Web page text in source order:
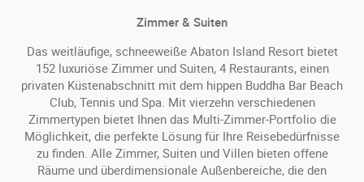
Zimmer & Suiten
Das weitläufige, schneeweiße Abaton Island Resort bietet
152 luxuriöse Zimmer und Suiten, 4 Restaurants, einen
privaten Küstenabschnitt mit dem hippen Buddha Bar Beach
Club, Tennis und Spa. Mit vierzehn verschiedenen
Zimmertypen bietet Ihnen das Multi-Zimmer-Portfolio die
Möglichkeit, die perfekte Lösung für Ihre Reisebedürfnisse
zu finden. Alle Zimmer, Suiten und Villen bieten offene
Räume und überdimensionale Außenbereiche, die den